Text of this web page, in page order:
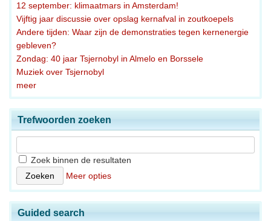
12 september: klimaatmars in Amsterdam!
Vijftig jaar discussie over opslag kernafval in zoutkoepels
Andere tijden: Waar zijn de demonstraties tegen kernenergie
gebleven?
Zondag: 40 jaar Tsjernobyl in Almelo en Borssele
Muziek over Tsjernobyl
meer
Trefwoorden zoeken
Zoek binnen de resultaten
Meer opties
Guided search